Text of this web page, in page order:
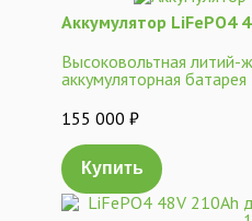
Аккумулятор LiFePO4
Высоковольтная литий-
аккумуляторная
155 000 ₽
Купить